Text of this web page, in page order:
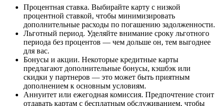
Процентная ставка. Выбирайте карту с низкой
процентной ставкой, чтобы минимизировать
дополнительные расходы по погашению задолженности.
Льготный период. Уделяйте внимание сроку льготного
периода без процентов — чем дольше он, тем выгоднее
для вас.
Бонусы и акции. Некоторые кредитные карты
предлагают дополнительные бонусы, кэшбэк или
скидки у партнеров — это может быть приятным
дополнением к основным условиям.
Аннуитет или ежегодная комиссия. Предпочтение стоит
отдавать картам с бесплатным обслуживанием, чтобы